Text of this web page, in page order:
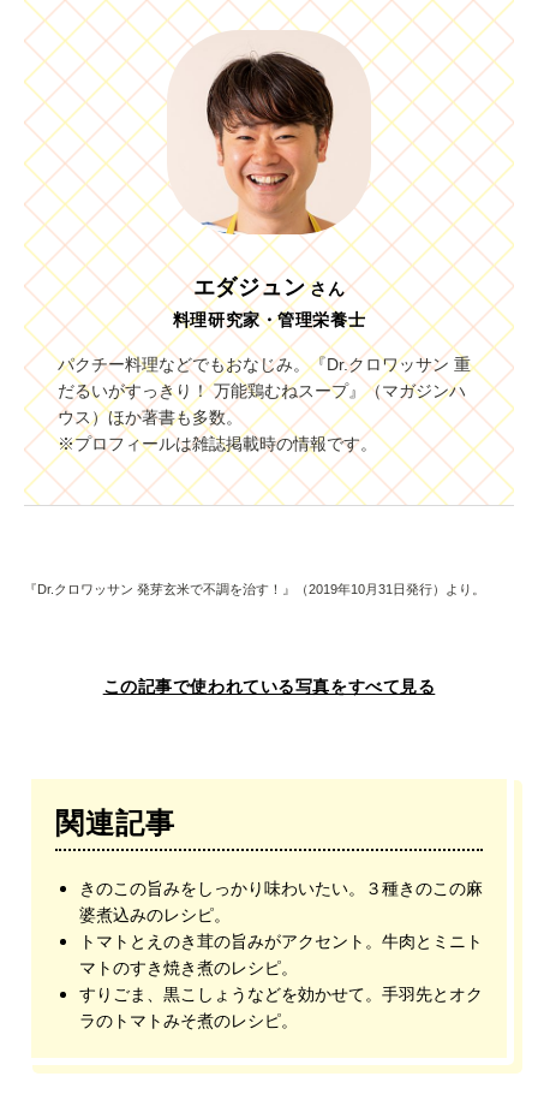
エダジュン さん
料理研究家・管理栄養士
パクチー料理などでもおなじみ。『Dr.クロワッサン 重
だるいがすっきり！ 万能鶏むねスープ』（マガジンハ
ウス）ほか著書も多数。
※プロフィールは雑誌掲載時の情報です。
『Dr.クロワッサン 発芽玄米で不調を治す！』（2019年10月31日発行）より。
この記事で使われている写真をすべて見る
関連記事
きのこの旨みをしっかり味わいたい。３種きのこの麻
婆煮込みのレシピ。
トマトとえのき茸の旨みがアクセント。牛肉とミニト
マトのすき焼き煮のレシピ。
すりごま、黒こしょうなどを効かせて。手羽先とオク
ラのトマトみそ煮のレシピ。